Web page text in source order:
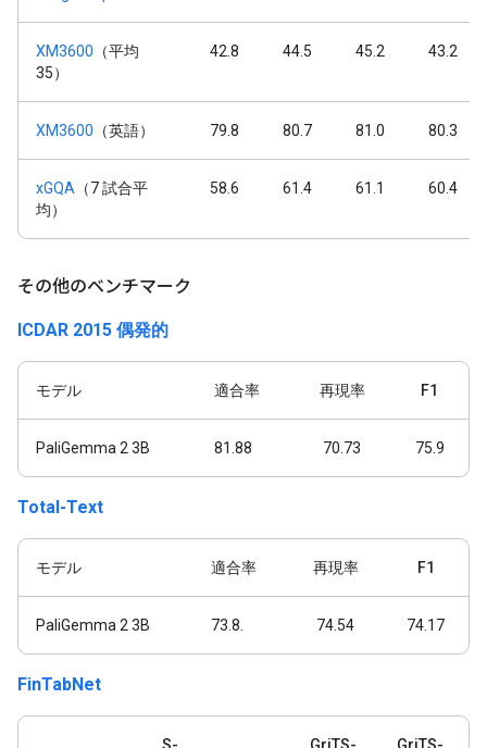
XM3600 （平均
35）
42.8 44.5 45.2 43.2
XM3600 （英語） 79.8 80.7 81.0 80.3
xGQA （7 試合平
均）
58.6 61.4 61.1 60.4
その他のベンチマーク
ICDAR 2015 偶発的
モデル 適合率 再現率 F1
PaliGemma 2 3B 81.88 70.73 75.9
Total-Text
モデル 適合率 再現率 F1
PaliGemma 2 3B 73.8. 74.54 74.17
FinTabNet